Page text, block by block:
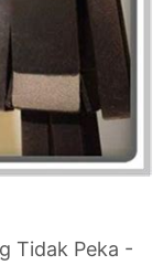
Tidak Peka -